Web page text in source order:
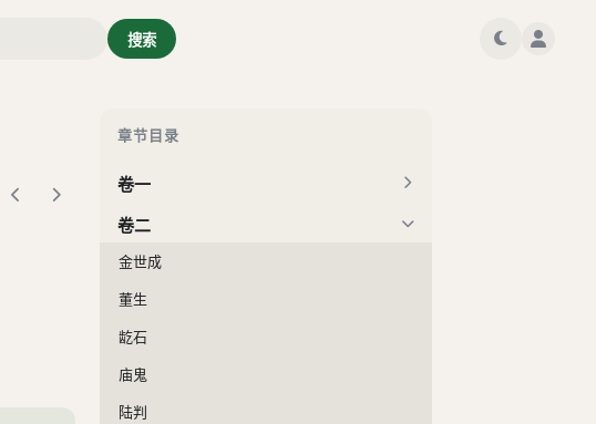
搜索
章节目录
卷一
卷二
金世成
董生
龁石
庙鬼
陆判